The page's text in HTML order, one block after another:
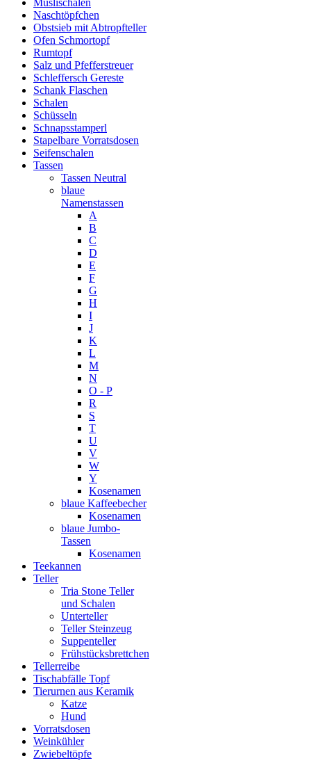
Müslischalen
Naschtöpfchen
Obstsieb mit Abtropfteller
Ofen Schmortopf
Rumtopf
Salz und Pfefferstreuer
Schleffersch Gereste
Schank Flaschen
Schalen
Schüsseln
Schnapsstamperl
Stapelbare Vorratsdosen
Seifenschalen
Tassen
Tassen Neutral
blaue
Namenstassen
A
B
C
D
E
F
G
H
I
J
K
L
M
N
O - P
R
S
T
U
V
W
Y
Kosenamen
blaue Kaffeebecher
Kosenamen
blaue Jumbo-
Tassen
Kosenamen
Teekannen
Teller
Tria Stone Teller
und Schalen
Unterteller
Teller Steinzeug
Suppenteller
Frühstücksbrettchen
Tellerreibe
Tischabfälle Topf
Tierurnen aus Keramik
Katze
Hund
Vorratsdosen
Weinkühler
Zwiebeltöpfe